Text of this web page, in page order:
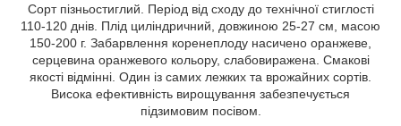
Сорт пізньостиглий. Період від сходу до технічної стиглості
110-120 днів. Плід циліндричний, довжиною 25-27 см, масою
150-200 г. Забарвлення коренеплоду насичено оранжеве,
серцевина оранжевого кольору, слабовиражена. Смакові
якості відмінні. Один із самих лежких та врожайних сортів.
Висока ефективність вирощування забезпечується
підзимовим посівом.